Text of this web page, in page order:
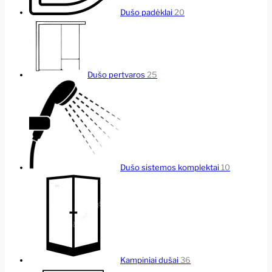
Dušo padėklai20
Dušo pertvaros 25
Dušo sistemos komplektai10
Kampiniai dušai36